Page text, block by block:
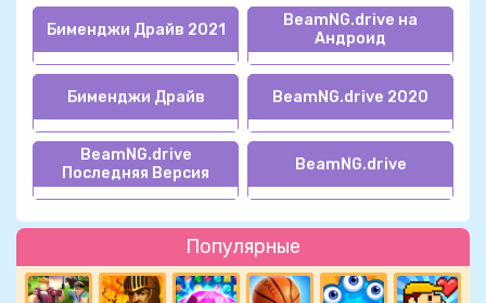
Популярные
Бименджи Драйв 2021
BeamNG.drive на
Андроид
Бименджи Драйв BeamNG.drive 2020
BeamNG.drive
Последняя Версия
BeamNG.drive